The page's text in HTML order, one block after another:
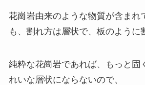
花崗岩由来のような物質が含まれ
も、割れ方は層状で、板のように
純粋な花崗岩であれば、もっと固
れいな層状にならないので、